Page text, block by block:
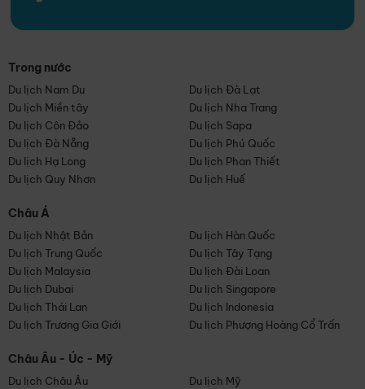
Trong nước
Du lịch Nam Du
Du lịch Đà Lạt
Du lịch Miền tây
Du lịch Nha Trang
Du lịch Côn Đảo
Du lịch Sapa
Du lịch Đà Nẵng
Du lịch Phú Quốc
Du lịch Hạ Long
Du lịch Phan Thiết
Du lịch Quy Nhơn
Du lịch Huế
Châu Á
Du lịch Nhật Bản
Du lịch Hàn Quốc
Du lịch Trung Quốc
Du lịch Tây Tạng
Du lịch Malaysia
Du lịch Đài Loan
Du lịch Dubai
Du lịch Singapore
Du lịch Thái Lan
Du lịch Indonesia
Du lịch Trương Gia Giới
Du lịch Phượng Hoàng Cổ Trấn
Châu Âu - Úc - Mỹ
Du lịch Châu Âu
Du lịch Mỹ